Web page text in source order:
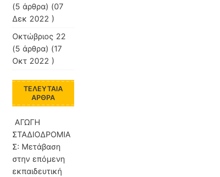
(5 άρθρα) (07
Δεκ 2022 )
Οκτώβριος 22
(5 άρθρα) (17
Οκτ 2022 )
ΤΕΛΕΥΤΑΊΑ
ΆΡΘΡΑ
ΑΓΩΓΗ
ΣΤΑΔΙΟΔΡΟΜΙΑ
Σ: Μετάβαση
στην επόμενη
εκπαιδευτική